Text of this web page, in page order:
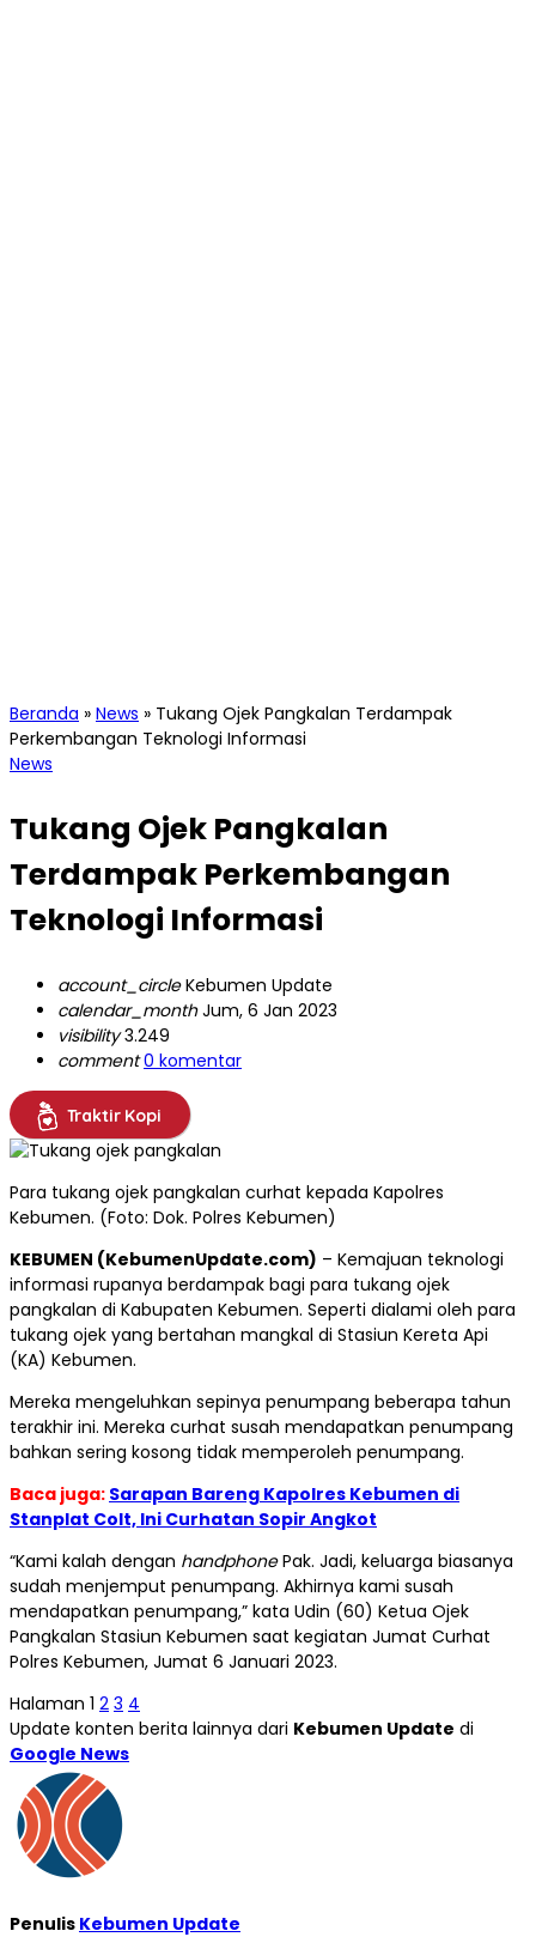
Beranda » News » Tukang Ojek Pangkalan Terdampak
Perkembangan Teknologi Informasi
News
Tukang Ojek Pangkalan
Terdampak Perkembangan
Teknologi Informasi
account_circleKebumen Update
calendar_monthJum, 6 Jan 2023
visibility3.249
comment 0 komentar
Traktir Kopi
Para tukang ojek pangkalan curhat kepada Kapolres
Kebumen. (Foto: Dok. Polres Kebumen)
KEBUMEN (KebumenUpdate.com) – Kemajuan teknologi
informasi rupanya berdampak bagi para tukang ojek
pangkalan di Kabupaten Kebumen. Seperti dialami oleh para
tukang ojek yang bertahan mangkal di Stasiun Kereta Api
(KA) Kebumen.
Mereka mengeluhkan sepinya penumpang beberapa tahun
terakhir ini. Mereka curhat susah mendapatkan penumpang
bahkan sering kosong tidak memperoleh penumpang.
Baca juga: Sarapan Bareng Kapolres Kebumen di
Stanplat Colt, Ini Curhatan Sopir Angkot
“Kami kalah dengan handphonePak. Jadi, keluarga biasanya
sudah menjemput penumpang. Akhirnya kami susah
mendapatkan penumpang,” kata Udin (60) Ketua Ojek
Pangkalan Stasiun Kebumen saat kegiatan Jumat Curhat
Polres Kebumen, Jumat 6 Januari 2023.
Halaman 1 2 3 4
Update konten berita lainnya dari Kebumen Update di
Google News
Penulis Kebumen Update